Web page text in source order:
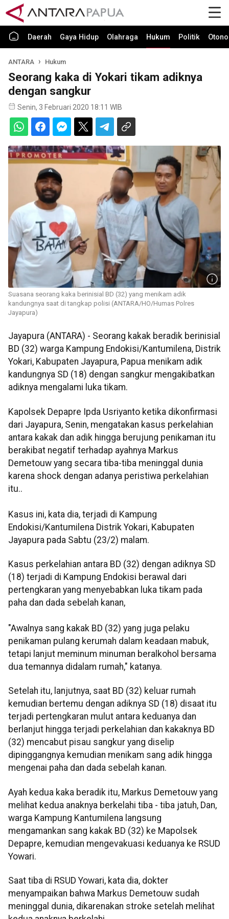
Daerah Gaya Hidup Olahraga Hukum Politik
ANTARA Hukum
Seorang kaka di Yokari tikam adiknya
dengan sangkur
Senin, 3 Februari 2020 18:11 WIB
Suasana seorang kaka berinisial BD (32) yang menikam adik
kandungnya saat di tangkap polisi (ANTARA/HO/Humas Polres
Jayapura)
Jayapura (ANTARA) - Seorang kakak beradik berinisial
BD (32) warga Kampung Endokisi/Kantumilena, Distrik
Yokari, Kabupaten Jayapura, Papua menikam adik
kandungnya SD (18) dengan sangkur mengakibatkan
adiknya mengalami luka tikam.
Kapolsek Depapre Ipda Usriyanto ketika dikonfirmasi
dari Jayapura, Senin, mengatakan kasus perkelahian
antara kakak dan adik hingga berujung penikaman itu
berakibat negatif terhadap ayahnya Markus
Demetouw yang secara tiba-tiba meninggal dunia
karena shock dengan adanya peristiwa perkelahian
itu..
Kasus ini, kata dia, terjadi di Kampung
Endokisi/Kantumilena Distrik Yokari, Kabupaten
Jayapura pada Sabtu (23/2) malam.
Kasus perkelahian antara BD (32) dengan adiknya SD
(18) terjadi di Kampung Endokisi berawal dari
pertengkaran yang menyebabkan luka tikam pada
paha dan dada sebelah kanan,
"Awalnya sang kakak BD (32) yang juga pelaku
penikaman pulang kerumah dalam keadaan mabuk,
tetapi lanjut meminum minuman beralkohol bersama
dua temannya didalam rumah," katanya.
Setelah itu, lanjutnya, saat BD (32) keluar rumah
kemudian bertemu dengan adiknya SD (18) disaat itu
terjadi pertengkaran mulut antara keduanya dan
berlanjut hingga terjadi perkelahian dan kakaknya BD
(32) mencabut pisau sangkur yang diselip
dipinggangnya kemudian menikam sang adik hingga
mengenai paha dan dada sebelah kanan.
Ayah kedua kaka beradik itu, Markus Demetouw yang
melihat kedua anaknya berkelahi tiba - tiba jatuh, Dan,
warga Kampung Kantumilena langsung
mengamankan sang kakak BD (32) ke Mapolsek
Depapre, kemudian mengevakuasi keduanya ke RSUD
Yowari.
Saat tiba di RSUD Yowari, kata dia, dokter
menyampaikan bahwa Markus Demetouw sudah
meninggal dunia, dikarenakan stroke setelah melihat